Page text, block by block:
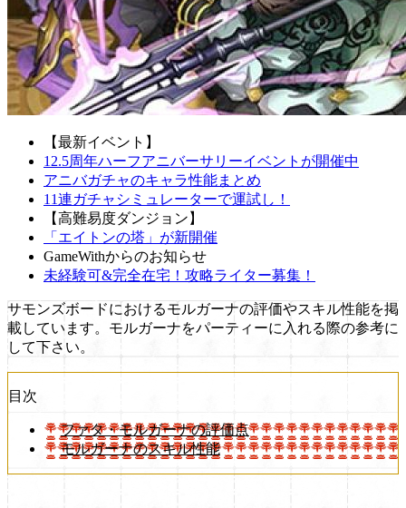
【最新イベント】
12.5周年ハーフアニバーサリーイベントが開催中
アニバガチャのキャラ性能まとめ
11連ガチャシミュレーターで運試し！
【高難易度ダンジョン】
「エイトンの塔」が新開催
GameWithからのお知らせ
未経験可&完全在宅！攻略ライター募集！
サモンズボードにおけるモルガーナの評価やスキル性能を掲
載しています。モルガーナをパーティーに入れる際の参考に
して下さい。
目次
ファタ・モルガーナの評価点
モルガーナのスキル性能